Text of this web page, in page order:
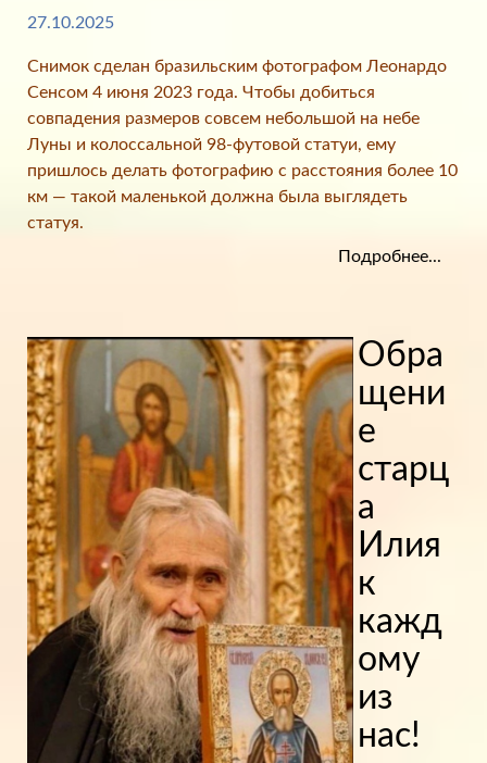
27.10.2025
Снимок сделан бразильским фотографом Леонардо
Сенсом 4 июня 2023 года. Чтобы добиться
совпадения размеров совсем небольшой на небе
Луны и колоссальной 98-футовой статуи, ему
пришлось делать фотографию с расстояния более 10
км — такой маленькой должна была выглядеть
статуя.
Подробнее...
Обра
щени
е
старц
а
Илия
к
кажд
ому
из
нас!